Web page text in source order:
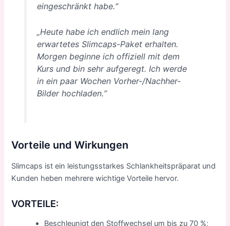
eingeschränkt habe.“
„Heute habe ich endlich mein lang
erwartetes Slimcaps-Paket erhalten.
Morgen beginne ich offiziell mit dem
Kurs und bin sehr aufgeregt. Ich werde
in ein paar Wochen Vorher-/Nachher-
Bilder hochladen.“
Vorteile und Wirkungen
Slimcaps ist ein leistungsstarkes Schlankheitspräparat und
Kunden heben mehrere wichtige Vorteile hervor.
VORTEILE:
Beschleunigt den Stoffwechsel um bis zu 70 %;